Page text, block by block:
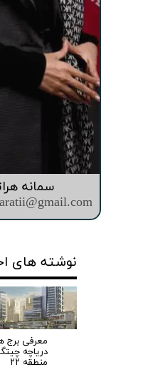
سمانه
نوشته های
معرفی برج
دریاچه
منطقه ۲۲